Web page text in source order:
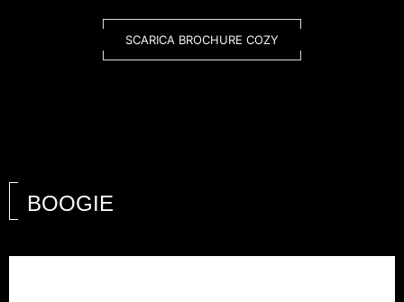
SCARICA BROCHURE COZY
BOOGIE